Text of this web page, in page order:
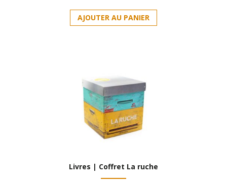
AJOUTER AU PANIER
Livres | Coffret La ruche